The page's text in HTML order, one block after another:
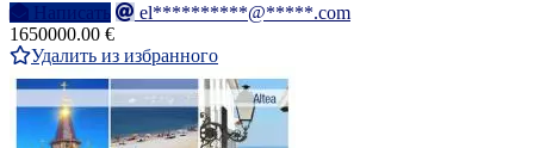
Написать
el**********@*****.com
1650000.00 €
Удалить из избранного